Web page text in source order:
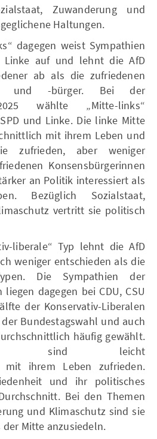
Zuwanderung und
Haltungen.
dagegen weist Sympathien
Linke auf und lehnt die AfD
ab als die zufriedenen
und -bürger. Bei der
wählte „Mitte-links“
und Linke. Die linke Mitte
mit ihrem Leben und
zufrieden, aber weniger
Konsensbürgerinnen
an Politik interessiert als
Bezüglich Sozialstaat,
vertritt sie politisch
liberale“ Typ lehnt die AfD
weniger entschieden als die
Die Sympathien der
dagegen bei CDU, CSU
der Konservativ-Liberalen
Bundestagswahl und auch
häufig gewählt.
sind leicht
mit ihrem Leben zufrieden.
und ihr politisches
Bei den Themen
und Klimaschutz sind sie
Mitte anzusiedeln.